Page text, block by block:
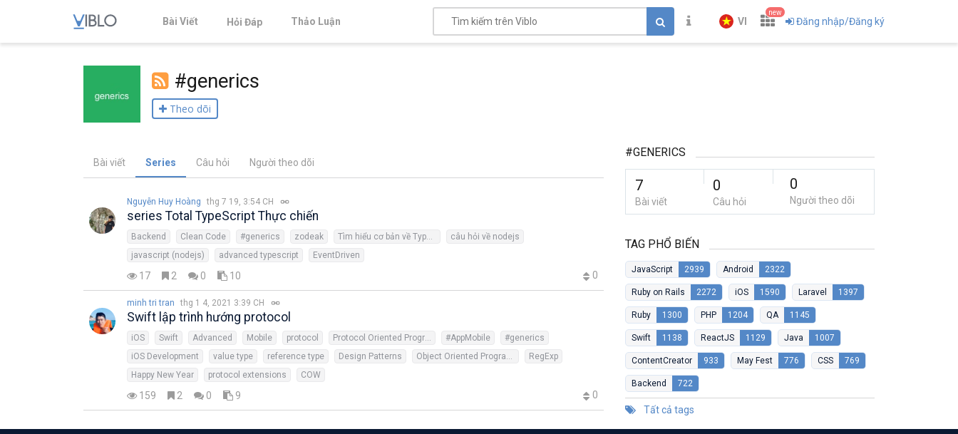
Bài Viết Hỏi Đáp Thảo Luận VI
new
Đăng nhập/Đăng ký
#generics
Theo dõi
Bài viết Series Câu hỏi Người theo dõi
Nguyễn Huy Hoàng thg 7 19, 3:54 CH
series Total TypeScript Thực chiến
Backend Clean Code #generics zodeak Tìm hiểu cơ bản về TypeScript
câu hỏi về nodejs
javascript (nodejs)
advanced typescript EventDriven
17 2 0 10 0
minh tri tran thg 1 4, 2021 3:39 CH
Swift lập trình hướng protocol
iOS Swift Advanced Mobile protocol #AppMobile
#generics
iOS Development
value type reference type Design Patterns
RegExp
Happy New Year
protocol extensions COW
159 2 0 9 0
#GENERICS
7
Bài viết
0
Câu hỏi
0
Người theo dõi
TAG PHỔ BIẾN
JavaScript 2939 Android 2322
Ruby on Rails 2272 iOS 1590 Laravel 1397
Ruby 1300 PHP 1204 QA 1145
Swift 1138 ReactJS 1129 Java 1007
ContentCreator 933 May Fest 776 CSS 769
Backend 722
Tất cả tags